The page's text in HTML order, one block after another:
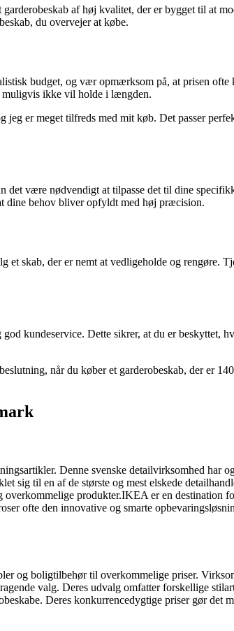
af høj kvalitet, der er bygget til at
du overvejer at købe.
budget, og vær opmærksom på, at prisen
muligvis ikke vil holde i længden.
jeg er meget tilfreds med mit køb. Det passer
det være nødvendigt at tilpasse det til dine
dine behov bliver opfyldt med høj præcision.
skab, der er nemt at vedligeholde og rengøre.
kundeservice. Dette sikrer, at du er beskyttet,
når du køber et garderobeskab, der er
Denne svenske detailvirksomhed har
sig til en af de største og mest elskede
produkter.IKEA er en destination
ofte den innovative og smarte
og boligtilbehør til overkommelige priser.
valg. Deres udvalg omfatter forskellige
Deres konkurrencedygtige priser gør det